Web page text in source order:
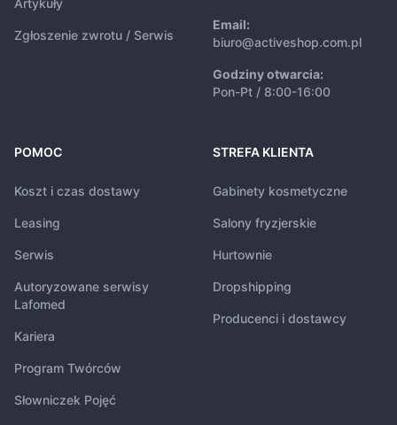
Artykuły
Zgłoszenie zwrotu / Serwis
Email:
biuro@activeshop.com.pl
Godziny otwarcia:
Pon-Pt / 8:00-16:00
POMOC
Koszt i czas dostawy
Leasing
Serwis
Autoryzowane serwisy
Lafomed
Kariera
Program Twórców
Słowniczek Pojęć
STREFA KLIENTA
Gabinety kosmetyczne
Salony fryzjerskie
Hurtownie
Dropshipping
Producenci i dostawcy